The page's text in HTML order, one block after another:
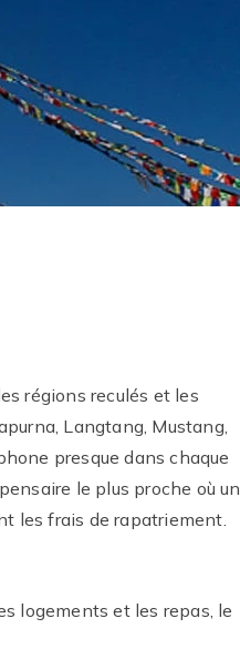
régions reculés et les
Langtang, Mustang,
presque dans chaque
le plus proche où un
les frais de rapatriement.
logements et les repas, le